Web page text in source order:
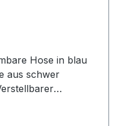
Hose in blau